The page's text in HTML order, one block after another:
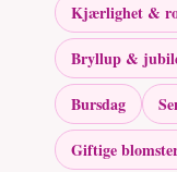
Kjærlighet &
Bryllup &
Bursdag
Giftige